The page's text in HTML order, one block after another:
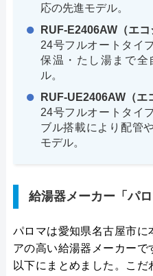
応の先進モデル。
RUF-E2406AW（エコ
24号フルオートタイ
保温・たし湯まで全
ル。
RUF-UE2406AW（エ
24号フルオートタイ
ブル搭載により配管
モデル。
給湯器メーカー「パ
パロマは愛知県名古屋市に
アの高い給湯器メーカー
以下にまとめました。こ